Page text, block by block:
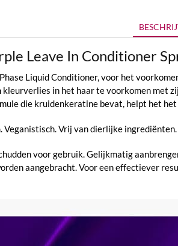
Leave In Conditioner
Liquid Conditioner, voor het
in het haar te voorkomen met
die kruidenkeratine bevat, helpt het
Veganistisch. Vrij van dierlijke ingrediënten.
voor gebruik. Gelijkmatig
aangebracht. Voor een effectiever